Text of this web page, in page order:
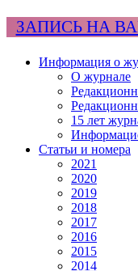
ЗАПИСЬ НА
Информация о
О журнале
15 лет
Статьи и номера
2021
2020
2019
2018
2017
2016
2015
2014